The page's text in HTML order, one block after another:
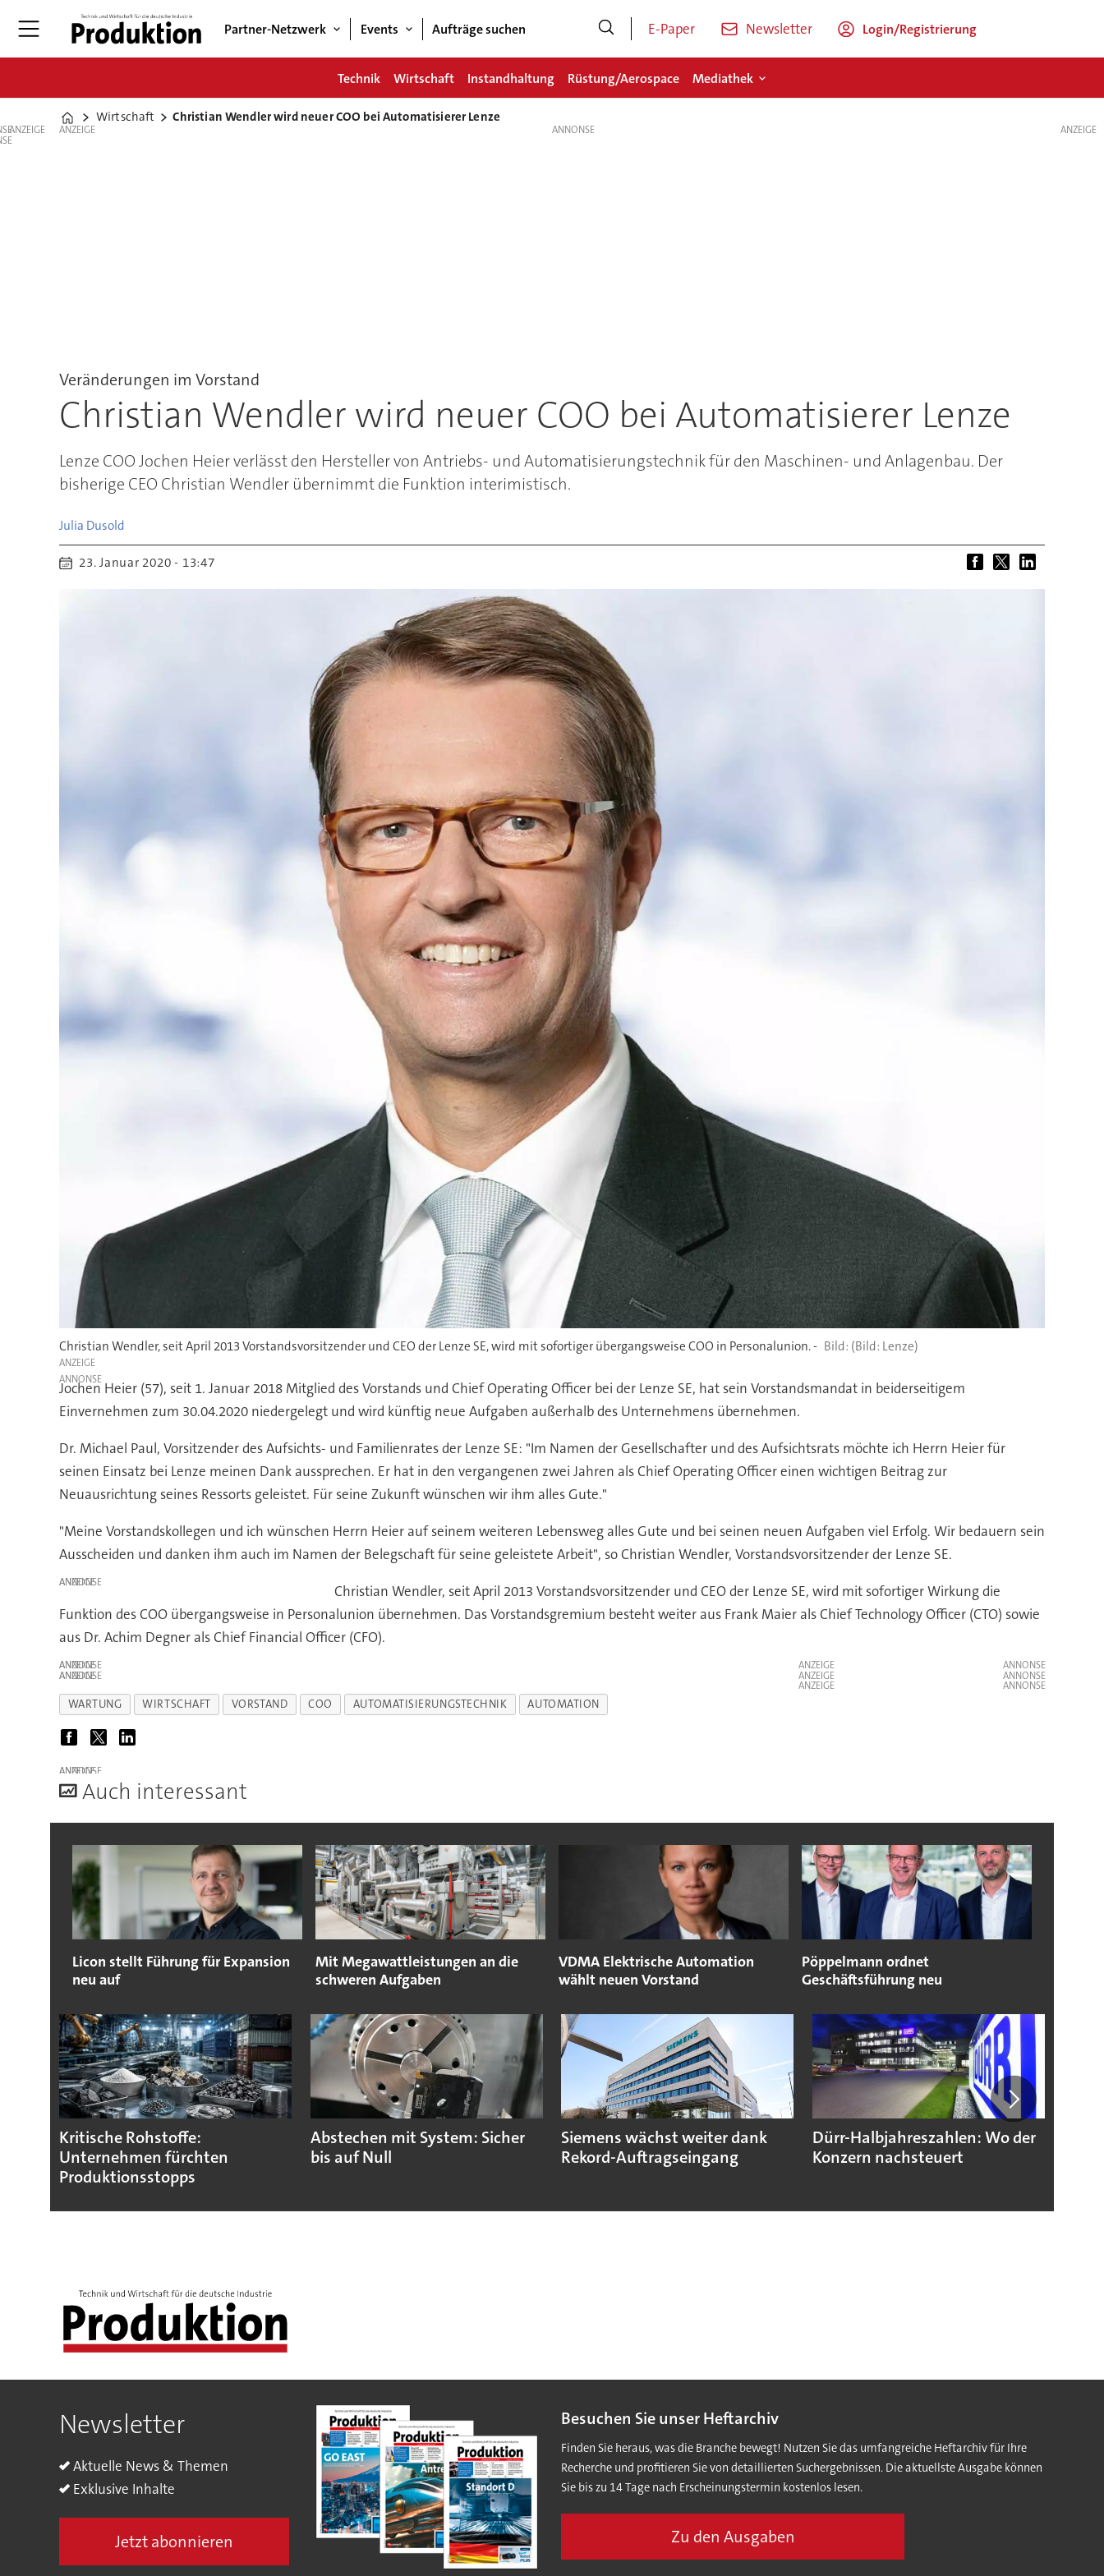
Partner-Netzwerk Events Aufträge suchen E-Paper Newsletter Login/Registrierung
Technik Wirtschaft Instandhaltung Rüstung/Aerospace Mediathek
Home
Wirtschaft Christian Wendler wird neuer COO bei Automatisierer Lenze
ANZEIGE ANZEIGE
Veränderungen im Vorstand
Christian Wendler wird neuer COO bei Automatisierer Lenze
Lenze COO Jochen Heier verlässt den Hersteller von Antriebs- und Automatisierungstechnik für den Maschinen- und Anlagenbau. Der
bisherige CEO Christian Wendler übernimmt die Funktion interimistisch.
Julia Dusold
23. Januar 2020 - 13:47
Christian Wendler, seit April 2013 Vorstandsvorsitzender und CEO der Lenze SE, wird mit sofortiger übergangsweise COO in Personalunion. - (Bild: Lenze)
ANZEIGE
Jochen Heier (57), seit 1. Januar 2018 Mitglied des Vorstands und Chief Operating Officer bei der Lenze SE, hat sein Vorstandsmandat in beiderseitigem
Einvernehmen zum 30.04.2020 niedergelegt und wird künftig neue Aufgaben außerhalb des Unternehmens übernehmen.
Dr. Michael Paul, Vorsitzender des Aufsichts- und Familienrates der Lenze SE: "Im Namen der Gesellschafter und des Aufsichtsrats möchte ich Herrn Heier für
seinen Einsatz bei Lenze meinen Dank aussprechen. Er hat in den vergangenen zwei Jahren als Chief Operating Officer einen wichtigen Beitrag zur
Neuausrichtung seines Ressorts geleistet. Für seine Zukunft wünschen wir ihm alles Gute."
"Meine Vorstandskollegen und ich wünschen Herrn Heier auf seinem weiteren Lebensweg alles Gute und bei seinen neuen Aufgaben viel Erfolg. Wir bedauern sein
Ausscheiden und danken ihm auch im Namen der Belegschaft für seine geleistete Arbeit", so Christian Wendler, Vorstandsvorsitzender der Lenze SE.
ANZEIGE
Christian Wendler, seit April 2013 Vorstandsvorsitzender und CEO der Lenze SE, wird mit sofortiger Wirkung die
Funktion des COO übergangsweise in Personalunion übernehmen. Das Vorstandsgremium besteht weiter aus Frank Maier als Chief Technology Officer (CTO) sowie
aus Dr. Achim Degner als Chief Financial Officer (CFO).
ANZEIGE
ANZEIGE
ANZEIGE
ANZEIGE
ANZEIGE
WARTUNG WIRTSCHAFT VORSTAND COO AUTOMATISIERUNGSTECHNIK AUTOMATION
ANZEIGE
Auch interessant
Licon stellt Führung für Expansion
neu auf
Mit Megawattleistungen an die
schweren Aufgaben
VDMA Elektrische Automation
wählt neuen Vorstand
Pöppelmann ordnet
Geschäftsführung neu
Kritische Rohstoffe:
Unternehmen fürchten
Produktionsstopps
Abstechen mit System: Sicher
bis auf Null
Siemens wächst weiter dank
Rekord-Auftragseingang
Dürr-Halbjahreszahlen: Wo der
Konzern nachsteuert
ANZEIGE
Newsletter
Aktuelle News & Themen
Exklusive Inhalte
Jetzt abonnieren
Besuchen Sie unser Heftarchiv
Finden Sie heraus, was die Branche bewegt! Nutzen Sie das umfangreiche Heftarchiv für Ihre
Recherche und profitieren Sie von detaillierten Suchergebnissen. Die aktuellste Ausgabe können
Sie bis zu 14 Tage nach Erscheinungstermin kostenlos lesen.
Zu den Ausgaben